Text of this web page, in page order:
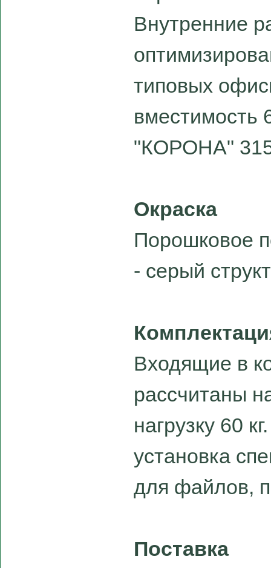
Внутренние
типовых
вместимость
"КОРОНА"
Окраска
Порошковое
- серый
Входящие в
рассчитаны
нагрузку 60
установка
для файлов,
Поставка